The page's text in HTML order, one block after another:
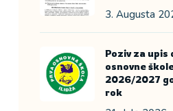
3. Augusta
Poziv za upis
osnovne
2026/2027
rok